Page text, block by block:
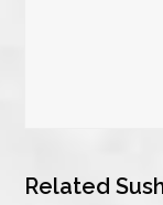
Related